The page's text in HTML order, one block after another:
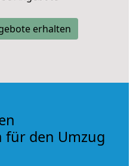
erhalten
für den Umzug